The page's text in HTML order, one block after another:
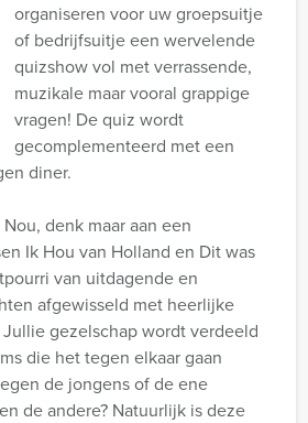
organiseren voor uw groepsuitje
of bedrijfsuitje een wervelende
quizshow vol met verrassende,
muzikale maar vooral grappige
vragen! De quiz wordt
gecomplementeerd met een
diner.
denk maar aan een
Ik Hou van Holland en Dit was
van uitdagende en
afgewisseld met heerlijke
gezelschap wordt verdeeld
die het tegen elkaar gaan
de jongens of de ene
de andere? Natuurlijk is deze